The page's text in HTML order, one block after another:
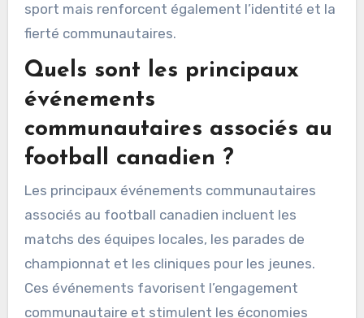
sport mais renforcent également l’identité et la
fierté communautaires.
Quels sont les principaux
événements
communautaires associés au
football canadien ?
Les principaux événements communautaires
associés au football canadien incluent les
matchs des équipes locales, les parades de
championnat et les cliniques pour les jeunes.
Ces événements favorisent l’engagement
communautaire et stimulent les économies